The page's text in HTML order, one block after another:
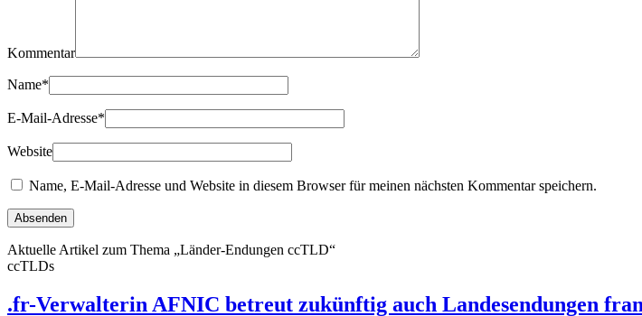
Kommentar
Name*
E-Mail-Adresse*
Website
Name, E-Mail-Adresse und Website in diesem Browser für meinen nächsten Kommentar speichern.
Aktuelle Artikel zum Thema „Länder-Endungen ccTLD“
ccTLDs
.fr-Verwalterin AFNIC betreut zukünftig auch Landesendungen